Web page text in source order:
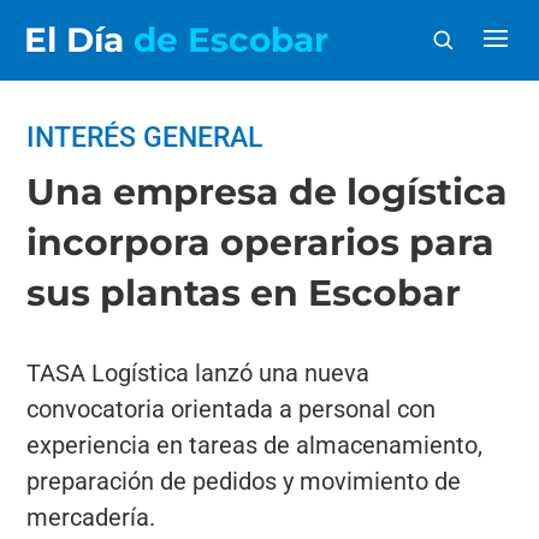
El Día de Escobar
INTERÉS GENERAL
Una empresa de logística
incorpora operarios para
sus plantas en Escobar
TASA Logística lanzó una nueva
convocatoria orientada a personal con
experiencia en tareas de almacenamiento,
preparación de pedidos y movimiento de
mercadería.